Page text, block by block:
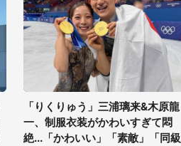
「りくりゅう」三浦璃来&木原龍
一、制服衣装がかわいすぎて悶
絶...「かわいい」「素敵」「同級